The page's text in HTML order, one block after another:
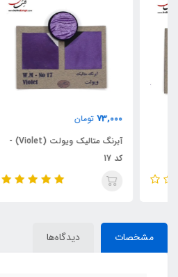
تومان
آبرنگ متالیک ویولت (Violet) -
مشخصات دیدگاه‌ها